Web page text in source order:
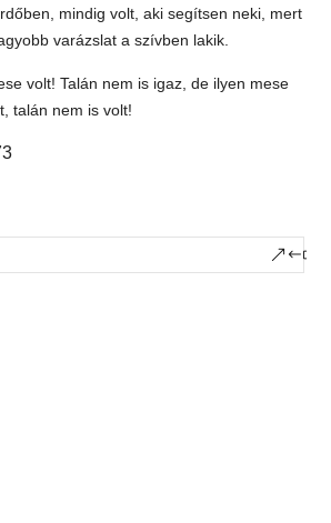
mindig volt, aki segítsen neki, mert
varázslat a szívben lakik.
volt! Talán nem is igaz, de ilyen mese
talán nem is volt!